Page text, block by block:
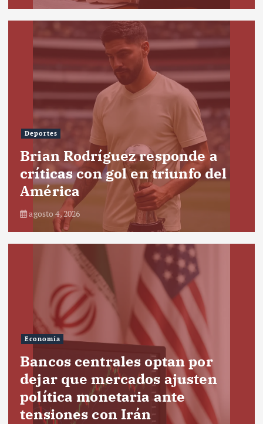
Deportes
Brian Rodríguez responde a
críticas con gol en triunfo del
América
agosto 4, 2026
Economía
Bancos centrales optan por
dejar que mercados ajusten
política monetaria ante
tensiones con Irán